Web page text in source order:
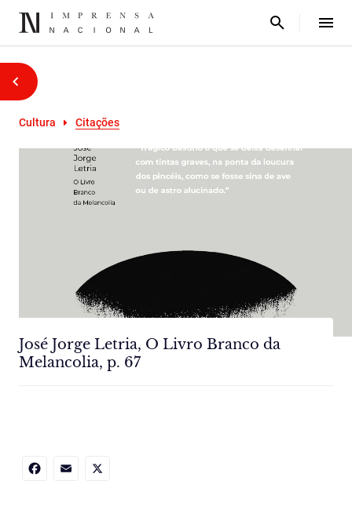
Cultura Citações
José Jorge Letria, O Livro Branco da
Melancolia, p. 67